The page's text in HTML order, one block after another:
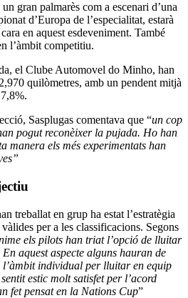
gran palmarès com a escenari d’una
d’Europa de l’especialitat, estarà
en aquest esdeveniment. També
l’àmbit competitiu.
el Clube Automovel do Minho, han
quilòmetres, amb un pendent mitjà
Sasplugas comentava que “un cop
pogut reconèixer la pujada. Ho han
manera els més experimentats han
treballat en grup ha estat l’estratègia
per a les classificacions. Segons
els pilots han triat l’opció de lluitar
aquest aspecte alguns hauran de
individual per lluitar en equip
estic molt satisfet per l’acord
fet pensat en la Nations Cup”